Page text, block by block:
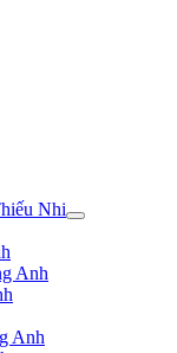
Nhi
Anh
Anh